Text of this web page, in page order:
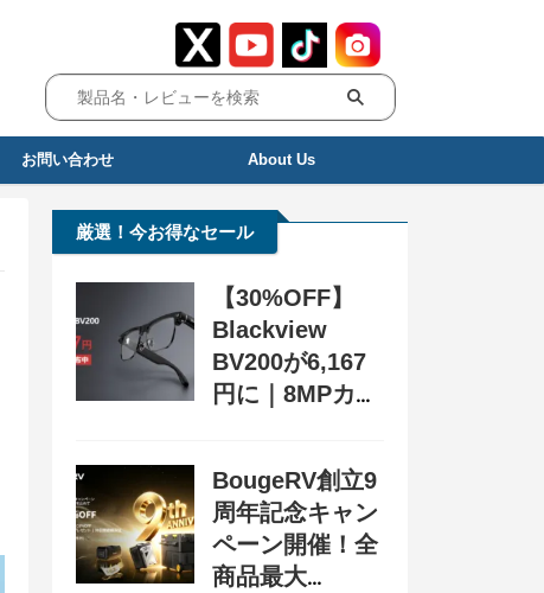
お問い合わせ About Us
厳選！今お得なセール
【30%OFF】
Blackview
BV200が6,167
円に｜8MPカメ
ン配布中
BougeRV創立9
周年記念キャン
ペーン開催！全
商品最大